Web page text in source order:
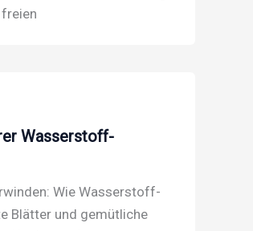
Wasserstoff-
Wie Wasserstoff-
Blätter und gemütliche